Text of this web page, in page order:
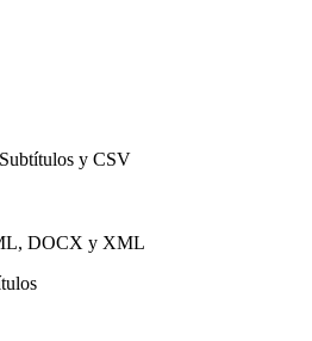
y CSV
DOCX y XML